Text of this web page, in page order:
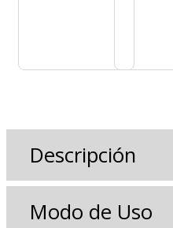
Descripción
Modo de Uso